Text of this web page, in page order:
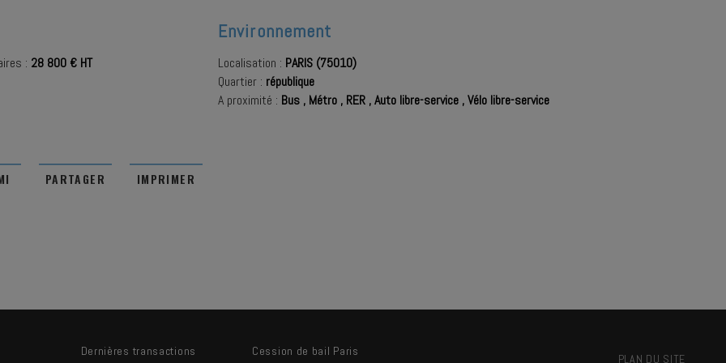
: 28 800 € HT
Environnement
Localisation : PARIS (75010)
Quartier : république
A proximité : Bus , Métro , RER ,Auto libre-service ,Vélo libre-service
PARTAGER IMPRIMER
Dernières transactions
Cession de bail Paris
PLAN DU SITE